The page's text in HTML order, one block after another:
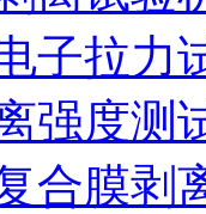
子拉力
强度测
合膜